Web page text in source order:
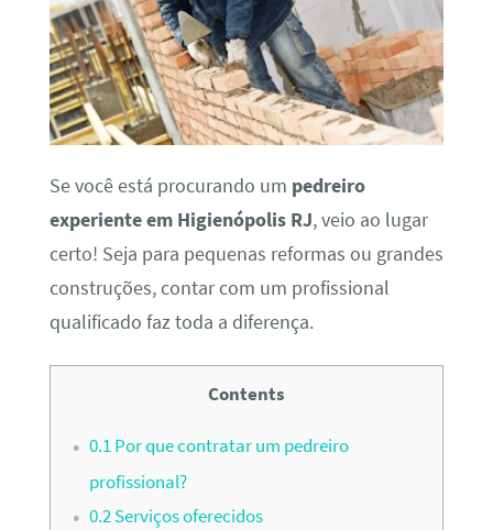
Se você está procurando um pedreiro
experiente em Higienópolis RJ, veio ao lugar
certo! Seja para pequenas reformas ou grandes
construções, contar com um profissional
qualificado faz toda a diferença.
Contents
0.1Por que contratar um pedreiro
profissional?
0.2Serviços oferecidos